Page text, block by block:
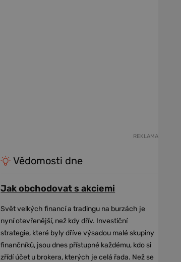
REKLAMA
Vědomosti dne
Jak obchodovat s akciemi
Svět velkých financí a tradingu na burzách je
nyní otevřenější, než kdy dřív. Investiční
strategie, které byly dříve výsadou malé skupiny
finančníků, jsou dnes přístupné každému, kdo si
zřídí účet u brokera, kterých je celá řada. Než se